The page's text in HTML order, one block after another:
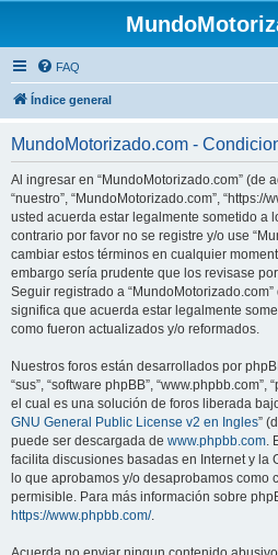
FAQ
Índice general
MundoMotorizado.com -
Al ingresar en “MundoMotorizado.com” (de
“nuestro”, “MundoMotorizado.com”,
usted acuerda estar legalmente sometido a
contrario por favor no se registre y/o use
cambiar estos términos en cualquier
embargo sería prudente que los revisase
Seguir registrado a
significa que acuerda estar legalmente
como fueron actualizados y/o reformados.
Nuestros foros están desarrollados por
“sus”, “software phpBB”, “www.phpbb.com”,
el cual es una solución de foros liberada
GNU General Public License v2 en Ingles”
puede ser descargada de www.phpbb.com.
facilita discusiones basadas en Internet y la
lo que aprobamos y/o desaprobamos como
permisible. Para más información sobre
https://www.phpbb.com/.